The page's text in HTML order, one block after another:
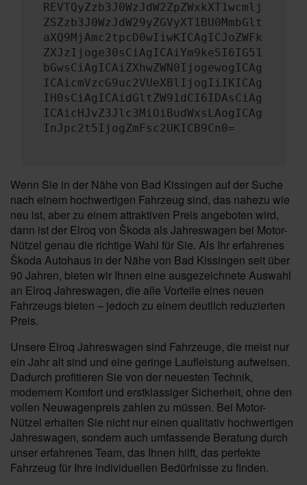
REVTQyZzb3J0WzJdW2ZpZWxkXT1wcmlj
ZSZzb3J0WzJdW29yZGVyXT1BU0MmbGlt
aXQ9MjAmc2tpcD0wIiwKICAgICJoZWFk
ZXJzIjoge30sCiAgICAiYm9keSI6IG51
bGwsCiAgICAiZXhwZWN0IjogewogICAg
ICAicmVzcG9uc2VUeXBlIjogIiIKICAg
IH0sCiAgICAidGltZW91dCI6IDAsCiAg
ICAicHJvZ3Jlc3MiOiBudWxsLAogICAg
InJpc2t5IjogZmFsc2UKICB9Cn0=
Wenn Sie in der Nähe von Bad Kissingen auf der Suche
nach einem hochwertigen Fahrzeug sind, das nahezu wie
neu ist, aber zu einem attraktiven Preis angeboten wird,
dann ist der Elroq von Škoda als Jahreswagen bei Motor-
Nützel genau die richtige Wahl für Sie. Als Ihr erfahrenes
Škoda Autohaus in der Nähe von Bad Kissingen seit über
90 Jahren, bieten wir Ihnen eine ausgezeichnete Auswahl
an Elroq Jahreswagen, die alle Vorteile eines neuen
Fahrzeugs bieten – jedoch zu einem deutlich reduzierten
Preis.
Unsere Elroq Jahreswagen sind Fahrzeuge, die meist nur
ein Jahr alt sind und eine geringe Laufleistung aufweisen.
Dadurch profitieren Sie von der neuesten Technik,
modernem Komfort und erstklassiger Sicherheit, ohne den
vollen Neuwagenpreis zahlen zu müssen. Bei Motor-
Nützel erhalten Sie nicht nur einen qualitativ hochwertigen
Jahreswagen, sondern auch umfassende Beratung durch
unser erfahrenes Team, das Ihnen hilft, das perfekte
Fahrzeug für Ihre individuellen Bedürfnisse zu finden.